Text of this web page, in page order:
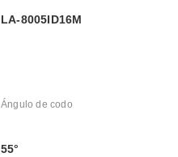
LA-8005ID16M
Ángulo de codo
55°